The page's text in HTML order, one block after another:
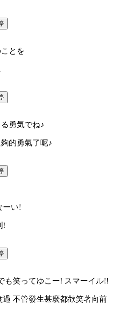
とを
勇気でね♪
的勇氣了呢♪
ーい!
!
も笑ってゆこー! スマーイル!!
不管發生甚麼都歡笑著向前